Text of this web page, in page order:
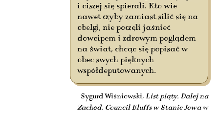
i ciszej się spierali. Kto wie
nawet czyby zamiast silić się na
obelgi, nie poczęli jaśnieć
dowcipem i zdrowym poglądem
na świat, chcąc się popisać w
obec swych pięknych
współdeputowanych.
Sygurd Wiśniowski, List piąty. Dalej na
Zachód. Council Bluffs w Stanie Jowa w